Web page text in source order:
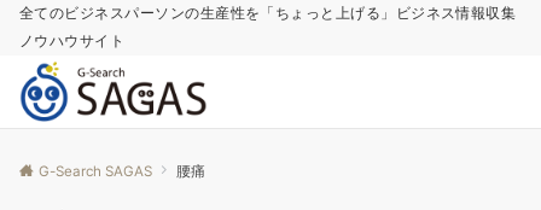
全てのビジネスパーソンの生産性を「ちょっと上げる」ビジネス情報収集
ノウハウサイト
G-Search SAGAS 腰痛